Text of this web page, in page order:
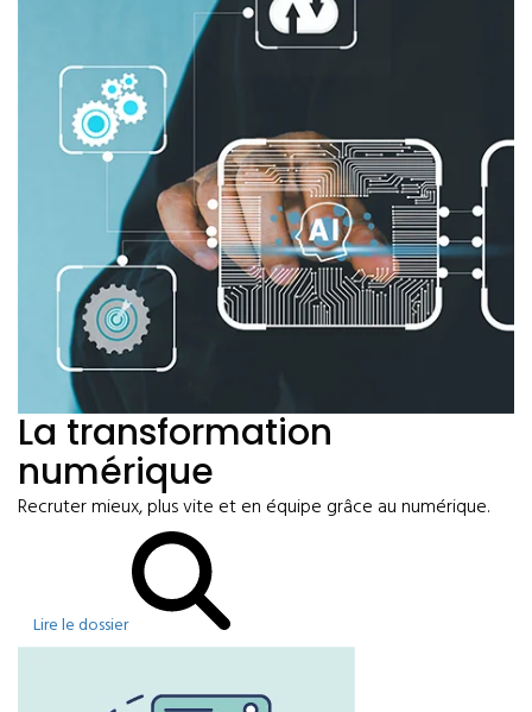
La transformation
numérique
Recruter mieux, plus vite et en équipe grâce au numérique.
Lire le dossier